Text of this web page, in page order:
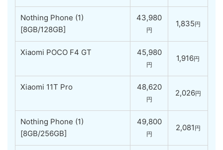
Nothing Phone (1)
[8GB/128GB]
43,980
円
1,835円
Xiaomi POCO F4 GT 45,980
円
1,916円
Xiaomi 11T Pro 48,620
円
2,026円
Nothing Phone (1)
[8GB/256GB]
49,800
円
2,081 円